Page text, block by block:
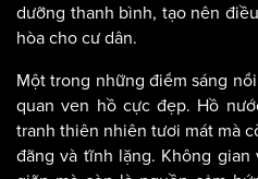
dưỡng thanh bình, tạo nên
hòa cho cư dân.
Một trong những điểm sáng
quan ven hồ cực đẹp. Hồ
tranh thiên nhiên tươi mát mà
đãng và tĩnh lặng. Không